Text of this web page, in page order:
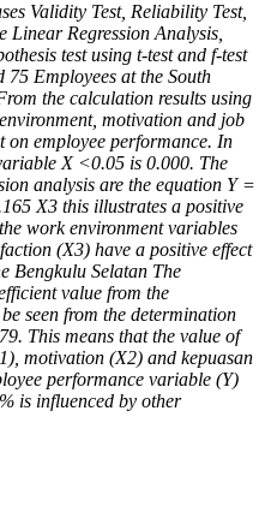
Validity Test, Reliability Test,
Linear Regression Analysis,
test using t-test and f-test
75 Employees at the South
the calculation results using
motivation and job
on employee performance. In
X <0.05 is 0.000. The
analysis are the equation Y =
X3 this illustrates a positive
work environment variables
(X3) have a positive effect
Bengkulu Selatan The
value from the
seen from the determination
This means that the value of
motivation (X2) and kepuasan
performance variable (Y)
is influenced by other